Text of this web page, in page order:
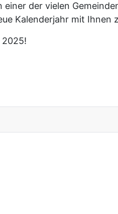
der vielen
Kalenderjahr mit
2025!